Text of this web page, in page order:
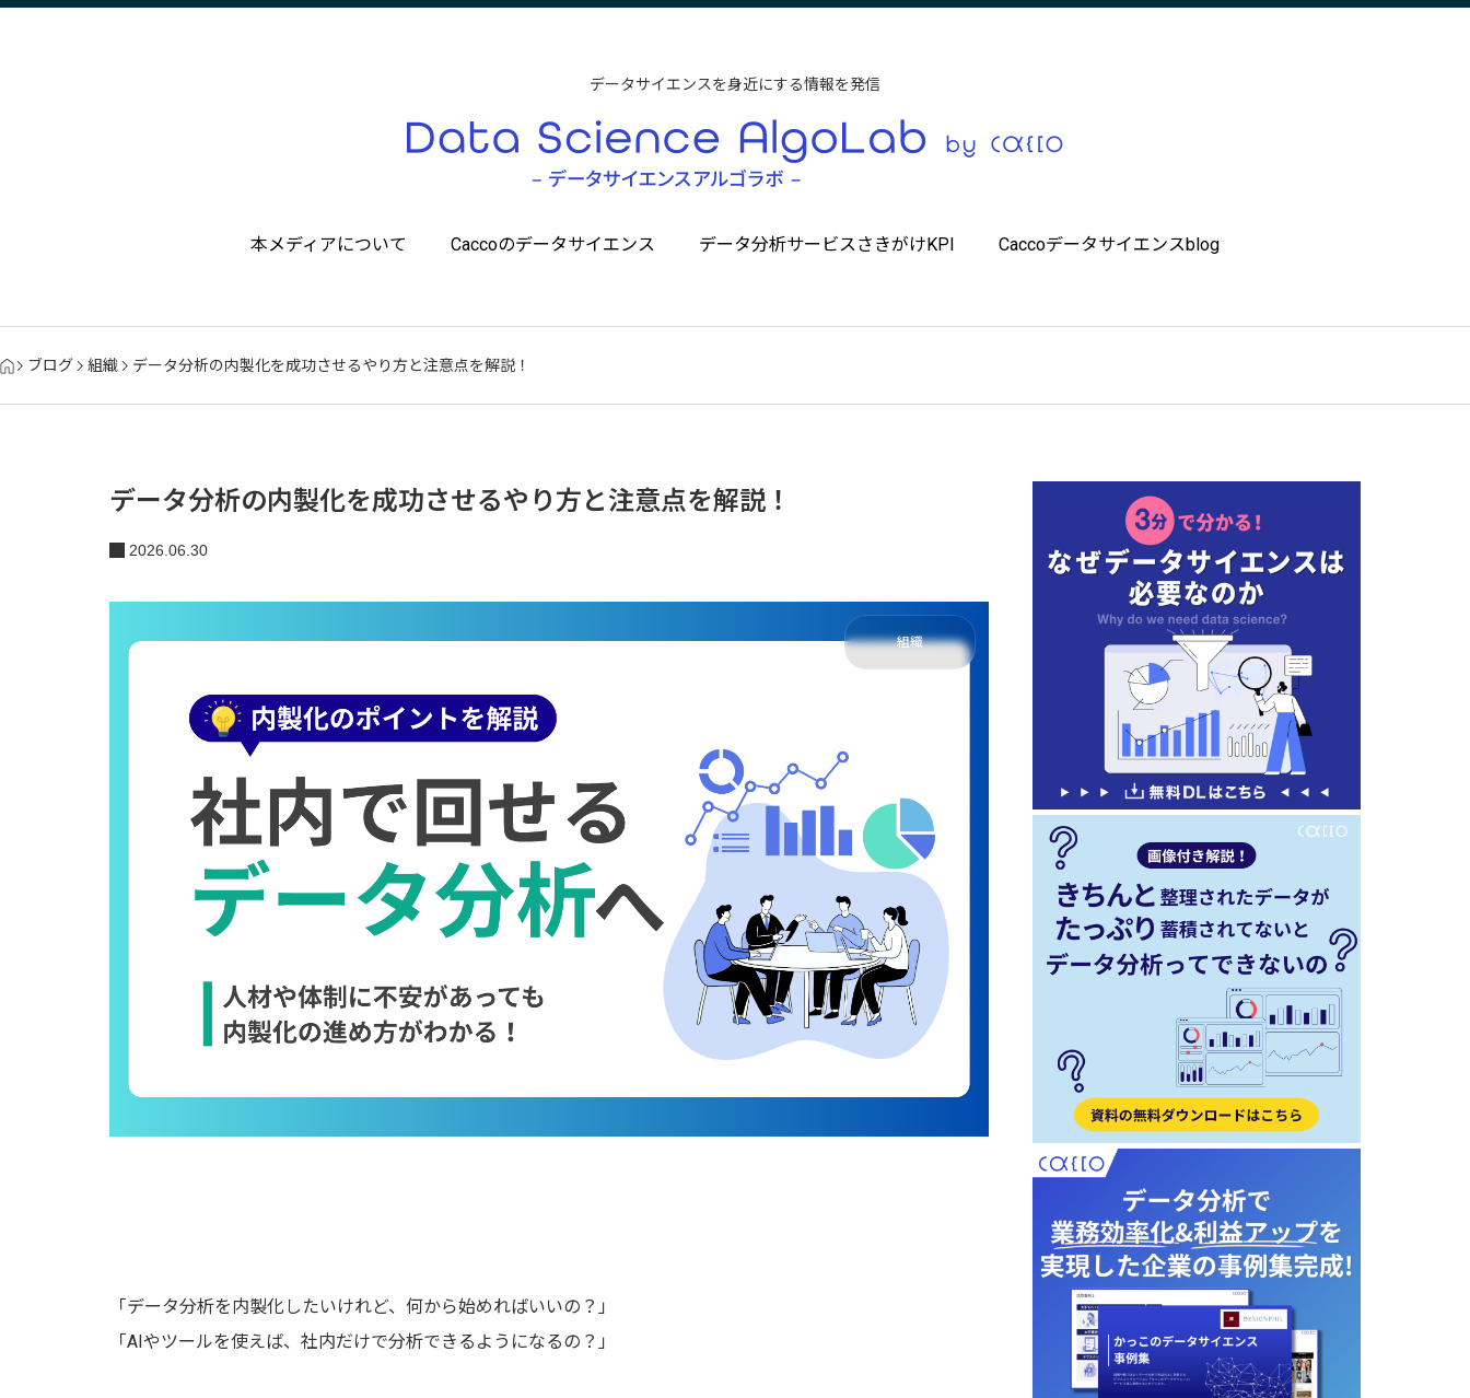
データサイエンスを身近にする情報を発信
本メディアについて Caccoのデータサイエンス データ分析サービスさきがけKPI Caccoデータサイエンスblog
ブログ 組織 データ分析の内製化を成功させるやり方と注意点を解説！
データ分析の内製化を成功させるやり方と注意点を解説！
2026.06.30
組織
「データ分析を内製化したいけれど、何から始めればいいの？」
「AIやツールを使えば、社内だけで分析できるようになるの？」